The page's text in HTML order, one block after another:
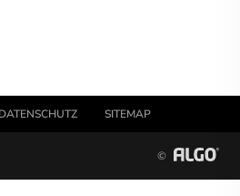
DATENSCHUTZ SITEMAP
©